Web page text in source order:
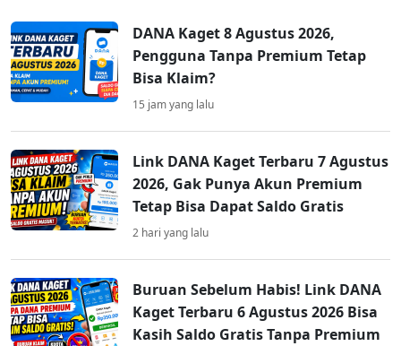
DANA Kaget 8 Agustus 2026,
Pengguna Tanpa Premium Tetap
Bisa Klaim?
15 jam yang lalu
Link DANA Kaget Terbaru 7 Agustus
2026, Gak Punya Akun Premium
Tetap Bisa Dapat Saldo Gratis
2 hari yang lalu
Buruan Sebelum Habis! Link DANA
Kaget Terbaru 6 Agustus 2026 Bisa
Kasih Saldo Gratis Tanpa Premium